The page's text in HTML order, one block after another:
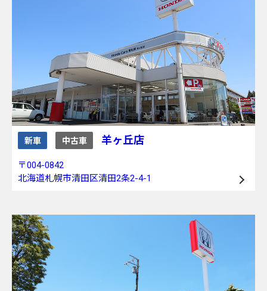
新車 中古車 羊ヶ丘店
〒004-0842
北海道札幌市清田区清田2条2-4-1